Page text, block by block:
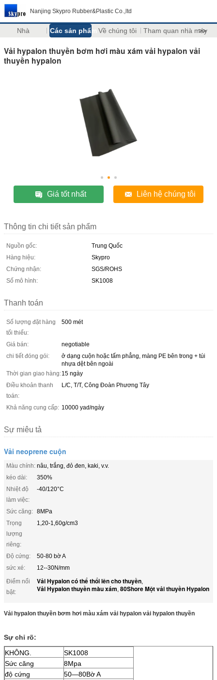
Nanjing Skypro Rubber&Plastic Co.,ltd
Nhà Các sản phẩm Về chúng tôi Tham quan nhà máy
>>
Vải hypalon thuyền bơm hơi màu xám vải hypalon vải
thuyền hypalon
Giá tốt nhất Liên hệ chúng tôi
Thông tin chi tiết sản phẩm
Nguồn gốc:
Trung Quốc
Hàng hiệu:
Skypro
Chứng nhận:
SGS/ROHS
Số mô hình:
SK1008
Thanh toán
Số lượng đặt hàng
tối thiểu:
500 mét
Giá bán:
negotiable
chi tiết đóng gói:
ở dạng cuộn hoặc tấm phẳng, màng PE bên trong + túi
nhựa dệt bên ngoài
Thời gian giao hàng:15 ngày
Điều khoản thanh
toán:
L/C, T/T, Công Đoàn Phương Tây
Khả năng cung cấp: 10000 yad/ngày
Sự miêu tả
Vải neoprene cuộn
Màu chính: nâu, trắng, đỏ đen, kaki, v.v.
kéo dài:
350%
Nhiệt độ
làm việc:
-40/120°C
Sức căng: 8MPa
Trọng
lượng
riêng:
1,20-1,60g/cm3
Độ cứng:
50-80 bờ A
sức xé:
12--30N/mm
Điểm nổi
bật:
Vải Hypalon có thể thổi lên cho thuyền,
Vải Hypalon thuyền màu xám, 80Shore Một vải thuyền Hypalon
Vải hypalon thuyền bơm hơi màu xám vải hypalon vải hypalon thuyền
Sự chỉ rõ:
KHÔNG.
SK1008
Sức căng
8Mpa
độ cứng
50—80Bờ A